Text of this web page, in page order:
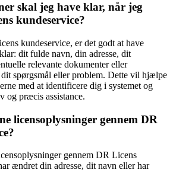
skal jeg have klar, når jeg
kundeservice?
kundeservice, er det godt at have
dit fulde navn, din adresse, dit
relevante dokumenter eller
dit spørgsmål eller problem. Dette vil hjælpe
med at identificere dig i systemet og
og præcis assistance.
licensoplysninger gennem DR
gennem DR Licens
ændret din adresse, dit navn eller har